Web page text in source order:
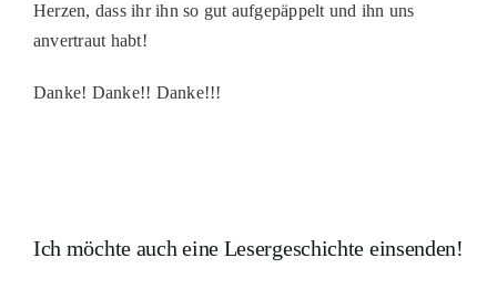
Herzen, dass ihr ihn so gut aufgepäppelt und ihn uns
anvertraut habt!
Danke! Danke!! Danke!!!
Ich möchte auch eine Lesergeschichte einsenden!